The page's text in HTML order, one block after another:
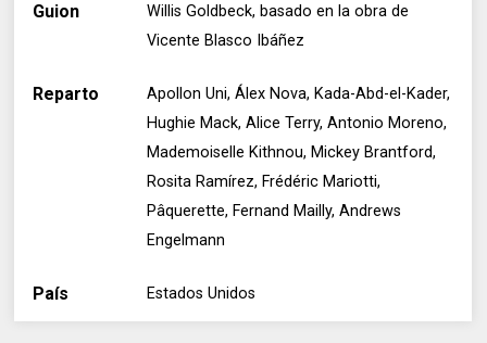
Guion
Willis Goldbeck, basado en la obra de
Vicente Blasco Ibáñez
Reparto
Apollon Uni, Álex Nova, Kada-Abd-el-Kader,
Hughie Mack, Alice Terry, Antonio Moreno,
Mademoiselle Kithnou, Mickey Brantford,
Rosita Ramírez, Frédéric Mariotti,
Pâquerette, Fernand Mailly, Andrews
Engelmann
País Estados Unidos